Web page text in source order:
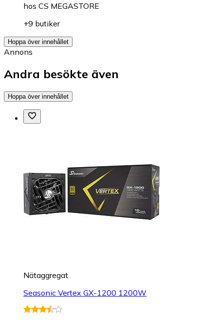
hos CS MEGASTORE
+9 butiker
Hoppa över innehållet
Annons
Andra besökte även
Hoppa över innehållet
Nätaggregat
Seasonic Vertex GX-1200 1200W